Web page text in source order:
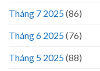
Tháng 7 2025(86)
Tháng 6 2025(76)
Tháng 5 2025(88)